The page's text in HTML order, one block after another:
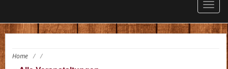
Home / /